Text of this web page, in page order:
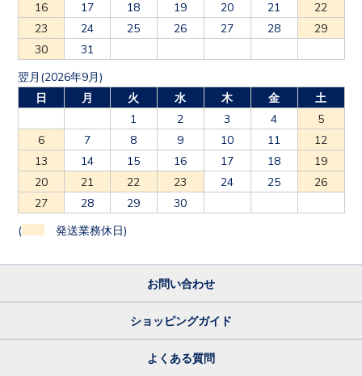
16
17 18 19 20 21
22
23
24 25 26 27 28
29
30
31
翌月(2026年9月)
日
月 火 水 木 金
土
1
2 3 4
5
6
7 8 9 10 11
12
13
14 15 16 17 18
19
20
21 22 23 24 25
26
27
28 29 30
( 発送業務休日)
お問い合わせ
ショッピングガイド
よくある質問